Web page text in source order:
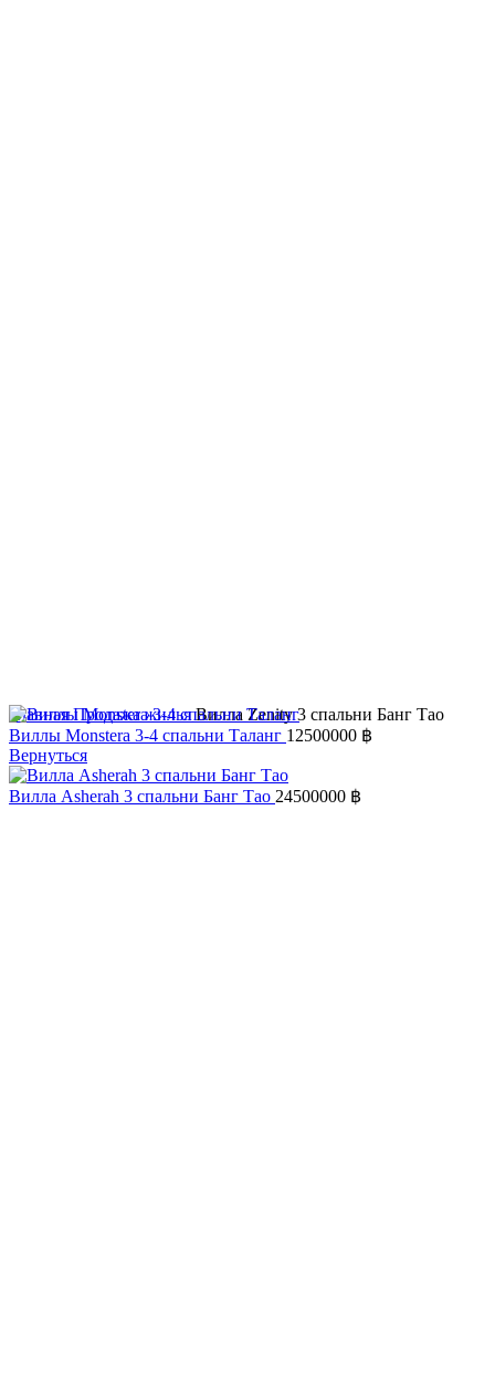
ГлавнаяПродажа жильяВилла Zenity 3 спальни Банг Тао
Виллы Monstera 3-4 спальни Таланг 12500000 ฿
Вернуться
Вилла Asherah 3 спальни Банг Тао 24500000 ฿